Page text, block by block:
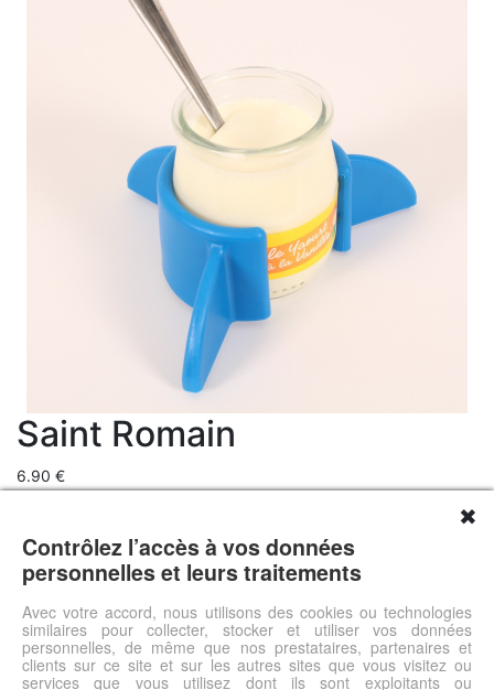
Saint Romain
6.90 €
Assure la stabilité lors de la consommation ou de l'ouverture.
Évite le renversement de la compote, du yaourt ou du verre.
Évite le glissement sur la table. S'adapte à différents diamètres
de pots
✖
Contrôlez l’accès à vos données
personnelles et leurs traitements
Avec votre accord, nous utilisons des cookies ou technologies
similaires pour collecter, stocker et utiliser vos données
personnelles, de même que nos prestataires, partenaires et
clients sur ce site et sur les autres sites que vous visitez ou
services que vous utilisez dont ils sont exploitants ou